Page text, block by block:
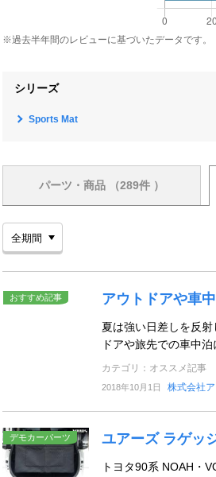
※過去半年間のレビューに基づいたデータです。
シリーズ
Sports Mat
パーツ・商品 （289件 ）
おすすめ記事 アウトドアや車
夏は強い日差しを反
ドアや旅先での車中
カテゴリ：オススメ記事
2018年10月1日 株式会社
デモカーパーツ ユアーズ ラゲッ
トヨタ90系 NOAH・